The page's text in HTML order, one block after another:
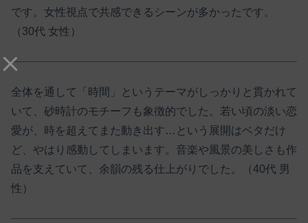
です。女性視点で共感できるシーンが多かったです。
（30代 女性）
全体を通して「時間」というテーマがしっかりと貫かれて
いて、砂時計のモチーフも象徴的でした。若い頃の淡い恋
愛が、時を超えてまた動き出す…という展開はベタだけ
ど、やはり感動してしまいます。音楽や風景の美しさも作
品を支えていて、余韻の残る仕上がりでした。（40代 男
性）